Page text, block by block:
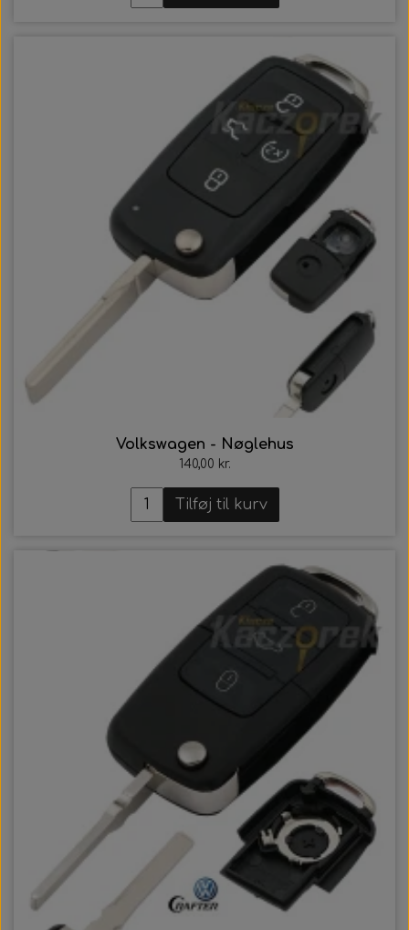
Volkswagen - Nøglehus
140,00 kr.
Tilføj til kurv